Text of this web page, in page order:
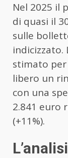
Nel 2025 il
di quasi il
sulle
indicizzato.
stimato
libero un
con una
2.841 euro
(+11%).